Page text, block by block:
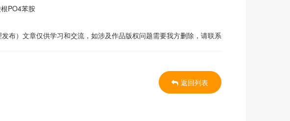
PO4苯胺
布）文章仅供学习和交流，如涉及作品版权问题需要我方删除，请联系
返回列表